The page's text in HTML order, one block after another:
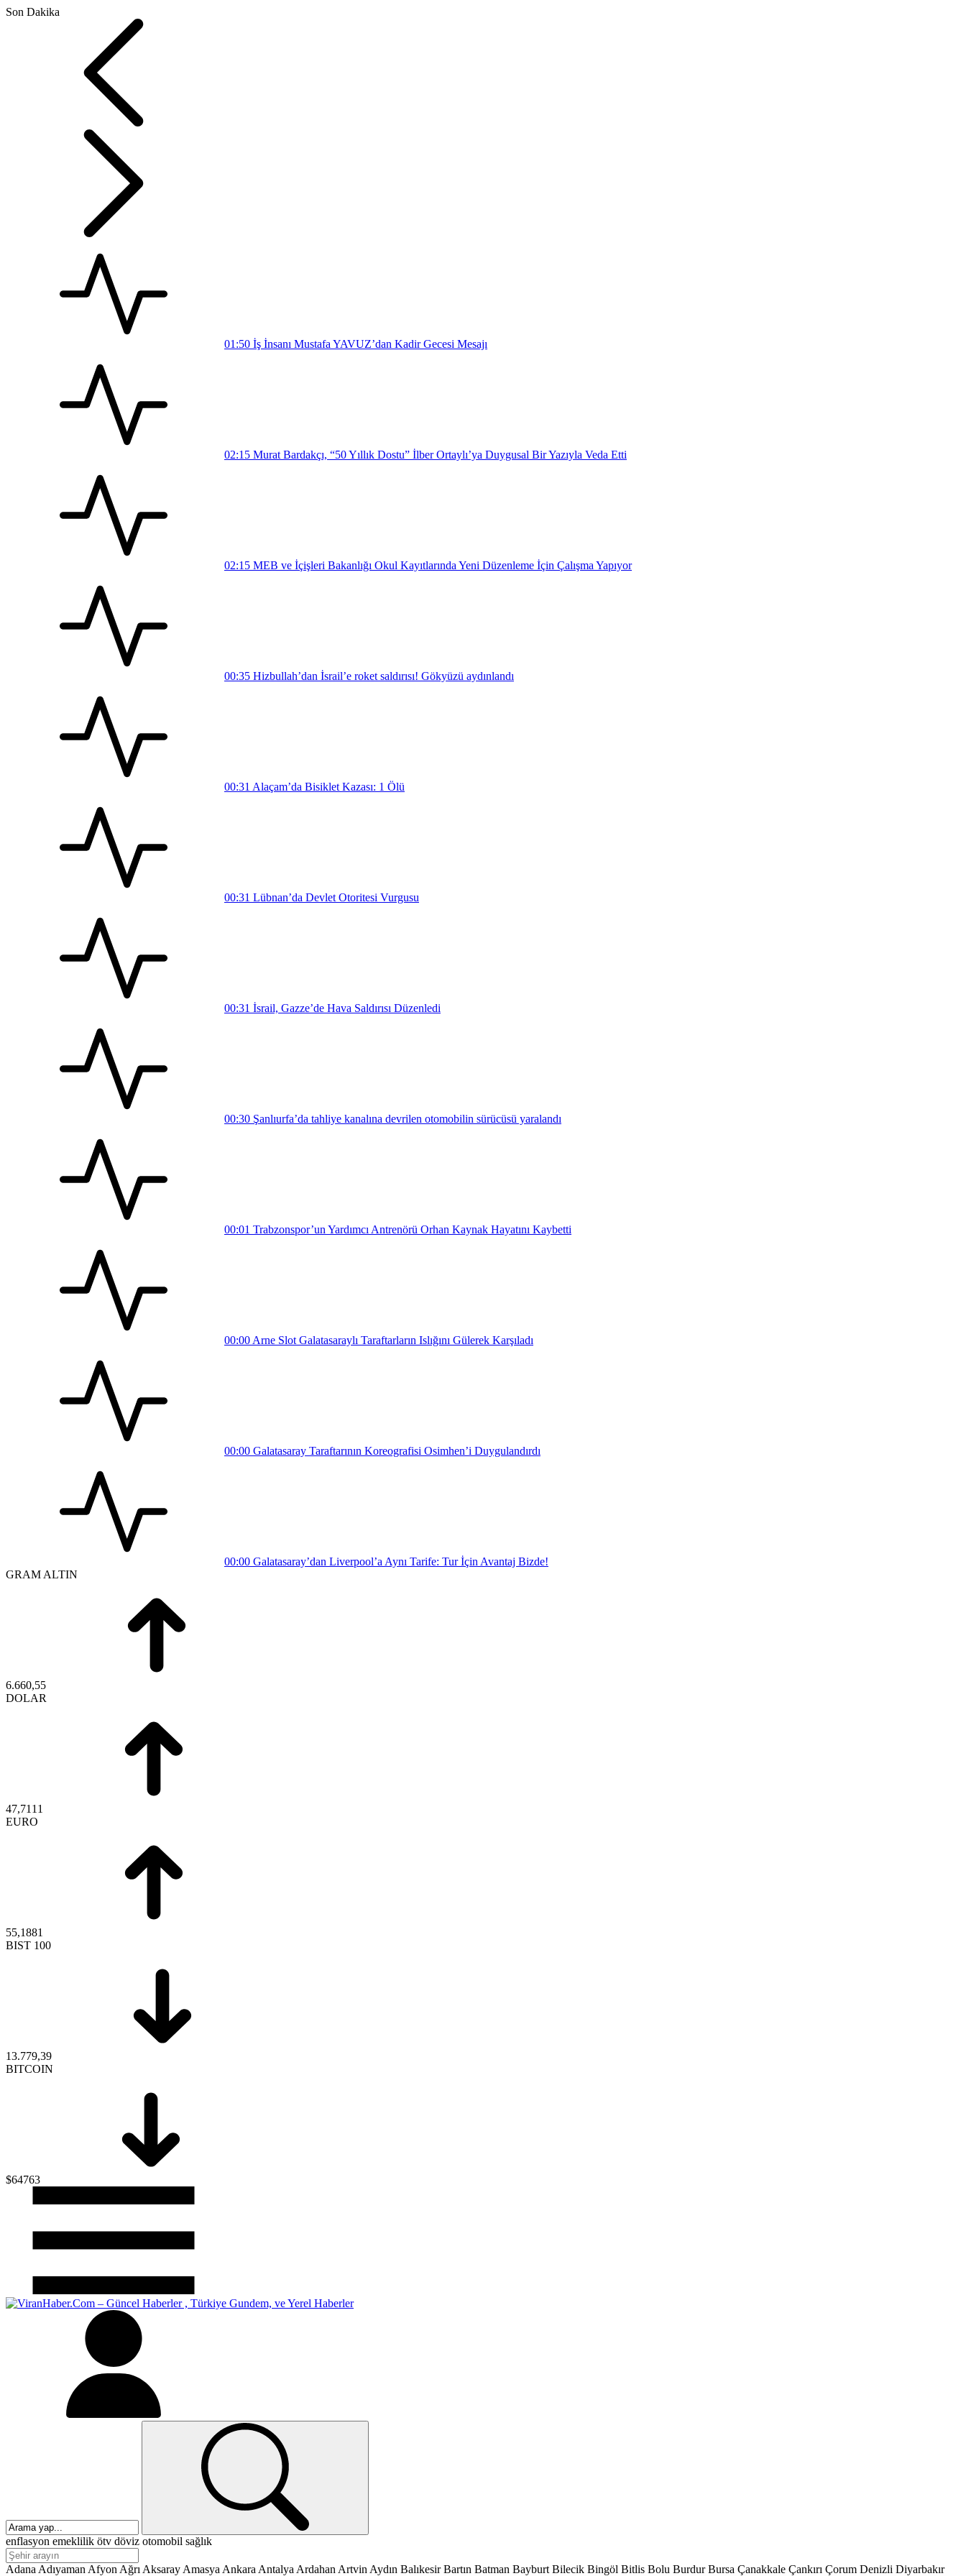
Son Dakika
01:50 İş İnsanı Mustafa YAVUZ’dan Kadir Gecesi Mesajı
02:15 Murat Bardakçı, “50 Yıllık Dostu” İlber Ortaylı’ya Duygusal Bir Yazıyla Veda Etti
02:15 MEB ve İçişleri Bakanlığı Okul Kayıtlarında Yeni Düzenleme İçin Çalışma Yapıyor
00:35 Hizbullah’dan İsrail’e roket saldırısı! Gökyüzü aydınlandı
00:31 Alaçam’da Bisiklet Kazası: 1 Ölü
00:31 Lübnan’da Devlet Otoritesi Vurgusu
00:31 İsrail, Gazze’de Hava Saldırısı Düzenledi
00:30 Şanlıurfa’da tahliye kanalına devrilen otomobilin sürücüsü yaralandı
00:01 Trabzonspor’un Yardımcı Antrenörü Orhan Kaynak Hayatını Kaybetti
00:00 Arne Slot Galatasaraylı Taraftarların Islığını Gülerek Karşıladı
00:00 Galatasaray Taraftarının Koreografisi Osimhen’i Duygulandırdı
00:00 Galatasaray’dan Liverpool’a Aynı Tarife: Tur İçin Avantaj Bizde!
GRAM ALTIN
6.660,55
DOLAR
47,7111
EURO
55,1881
BIST 100
13.779,39
BITCOIN
$64763
enflasyon emeklilik ötv döviz otomobil sağlık
Adana Adıyaman Afyon Ağrı Aksaray Amasya Ankara Antalya Ardahan Artvin Aydın Balıkesir Bartın Batman Bayburt Bilecik Bingöl Bitlis Bolu Burdur Bursa Çanakkale Çankırı Çorum Denizli Diyarbakır